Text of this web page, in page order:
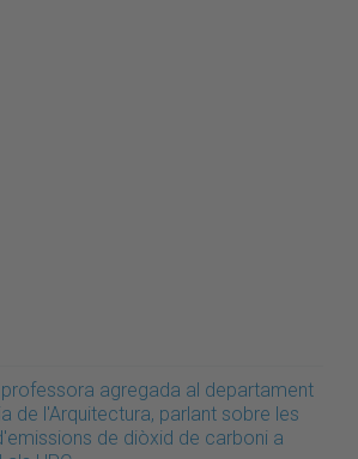
professora agregada al departament
de l'Arquitectura, parlant sobre les
de diòxid de carboni a